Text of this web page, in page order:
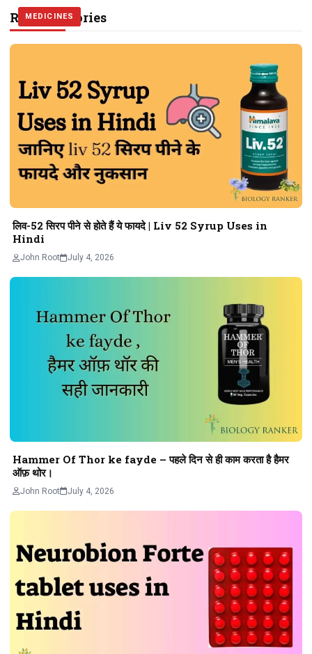
Related Stories
MEDICINES
लिव-52 सिरप पीने से होते हैं ये फायदे | Liv 52 Syrup Uses in
Hindi
John Root July 4, 2026
MEDICINES
Hammer Of Thor ke fayde – पहले दिन से ही काम करता है हैमर
ऑफ़ थोर।
John Root July 4, 2026
MEDICINES